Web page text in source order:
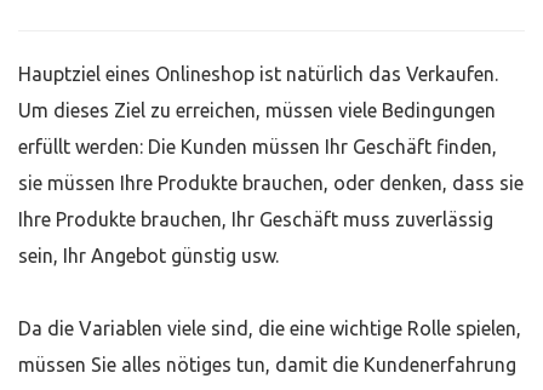
Hauptziel eines Onlineshop ist natürlich das Verkaufen.
Um dieses Ziel zu erreichen, müssen viele Bedingungen
erfüllt werden: Die Kunden müssen Ihr Geschäft finden,
sie müssen Ihre Produkte brauchen, oder denken, dass sie
Ihre Produkte brauchen, Ihr Geschäft muss zuverlässig
sein, Ihr Angebot günstig usw.
Da die Variablen viele sind, die eine wichtige Rolle spielen,
müssen Sie alles nötiges tun, damit die Kundenerfahrung